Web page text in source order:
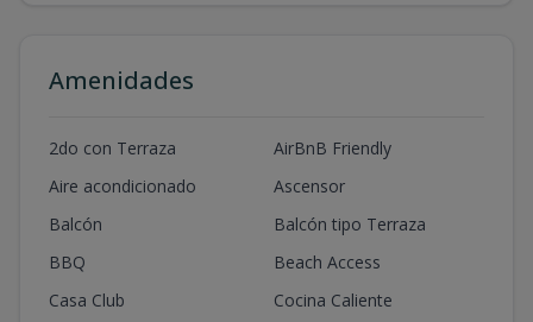
Amenidades
2do con Terraza
AirBnB Friendly
Aire acondicionado
Ascensor
Balcón
Balcón tipo Terraza
BBQ
Beach Access
Casa Club
Cocina Caliente